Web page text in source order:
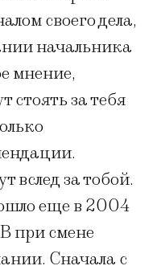
своего дела,
начальника
мнение,
стоять за тебя
вслед за тобой.
еще в 2004
при смене
Сначала с